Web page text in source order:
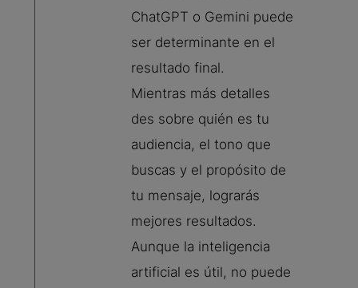
ChatGPT o Gemini puede
ser determinante en el
resultado final.
Mientras más detalles
des sobre quién es tu
audiencia, el tono que
buscas y el propósito de
tu mensaje, lograrás
mejores resultados.
Aunque la inteligencia
artificial es útil, no puede